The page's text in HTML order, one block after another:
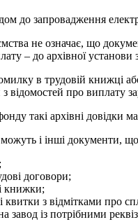
до запровадження
не означає, що
– до архівної установи
в трудовій книжці або
з відомостей про виплату
такі архівні довідки
і інші документи,
договори;
книжки;
квитки з відмітками про
завод із потрібними